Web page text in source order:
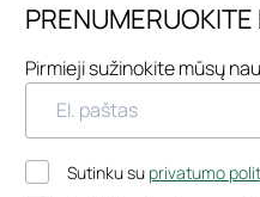
Pirmieji sužinokite mūsų
Sutinku su privatumo